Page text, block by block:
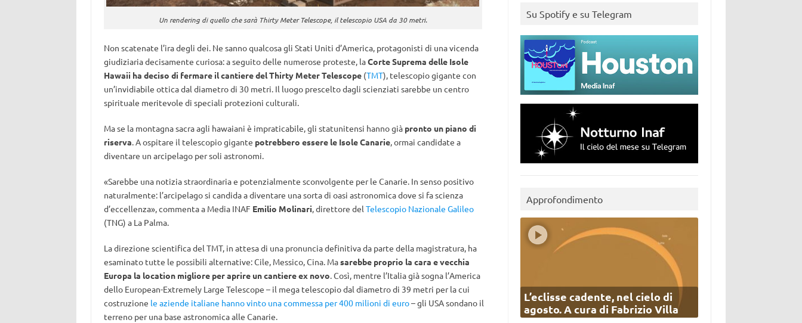
Un rendering di quello che sarà Thirty Meter Telescope, il telescopio USA da 30 metri.
Non scatenate l’ira degli dei. Ne sanno qualcosa gli Stati Uniti d’America, protagonisti di una vicenda
giudiziaria decisamente curiosa: a seguito delle numerose proteste, laCorte Suprema delle Isole
Hawaii ha deciso di fermare il cantiere del Thirty Meter Telescope(TMT), telescopio gigante con
un’invidiabile ottica dal diametro di 30 metri. Il luogo prescelto dagli scienziati sarebbe un centro
spirituale meritevole di speciali protezioni culturali.
Ma se la montagna sacra agli hawaiani è impraticabile,gli statunitensi hanno già pronto un piano di
riserva. A ospitare il telescopio gigante potrebbero essere le Isole Canarie, ormai candidate a
diventare un arcipelago per soli astronomi.
«Sarebbe una notizia straordinaria e potenzialmente sconvolgente per le Canarie. In senso positivo
naturalmente: l’arcipelago si candida a diventare una sorta di oasi astronomica dove si fa scienza
d’eccellenza», commenta a Media INAF Emilio Molinari, direttore del Telescopio Nazionale Galileo
(TNG) a La Palma.
La direzione scientifica del TMT, in attesa di una pronuncia definitiva da parte della magistratura, ha
esaminato tutte le possibili alternative: Cile, Messico, Cina. Masarebbe proprio la cara e vecchia
Europa la location migliore per aprire un cantiere ex novo. Così, mentre l’Italia già sogna l’America
dello European-Extremely Large Telescope – il mega telescopio dal diametro di 39 metri per la cui
costruzione le aziende italiane hanno vinto una commessa per 400 milioni di euro– gli USA sondano il
terreno per una base astronomica alle Canarie.
Su Spotify e su Telegram
Approfondimento
L’eclisse cadente, nel cielo di
agosto. A cura di Fabrizio Villa